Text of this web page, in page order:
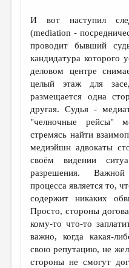
И вот наступил
(mediation -
проводит бывший
кандидатура которого
деловом центре
целый этаж для
размещается одна
другая. Судья -
"челночные рейсы"
стремясь найти
медиэйшн адвокаты
своём видении
разрешения.
процесса является то,
содержит никаких
Просто, стороны
кому-то что-то
важно, когда какая-
свою репутацию, не
стороны не смогут